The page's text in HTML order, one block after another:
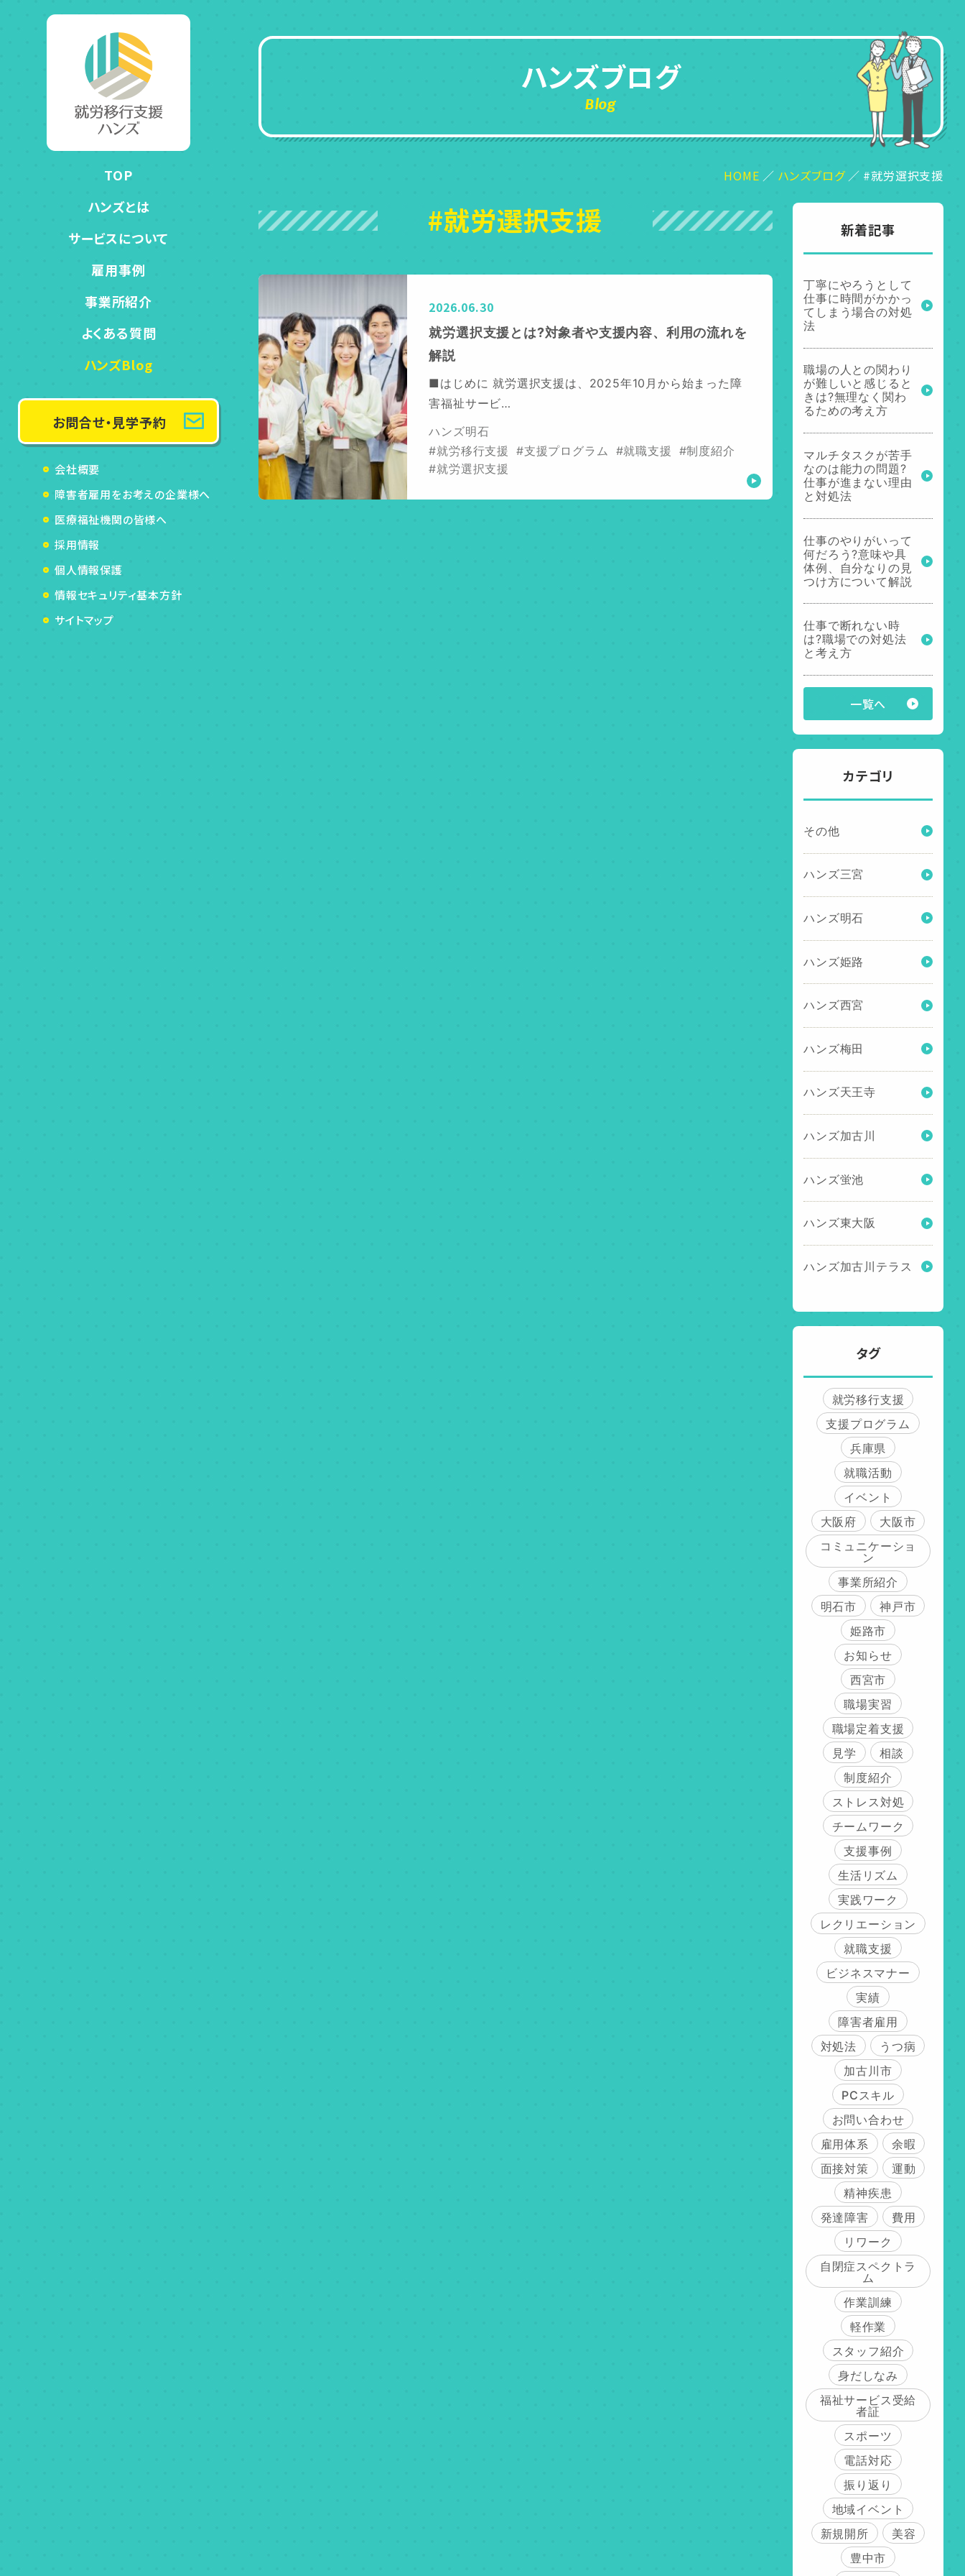
TOP
ハンズとは
サービスについて
雇用事例
事業所紹介
よくある質問
ハンズBlog
お問合せ・見学予約
会社概要
障害者雇用をお考えの企業様へ
医療福祉機関の皆様へ
採用情報
個人情報保護
情報セキュリティ基本方針
サイトマップ
ハンズブログ
Blog
HOME ハンズブログ #就労選択支援
#就労選択支援
2026.06.30
就労選択支援とは?対象者や支援内容、利用の流れを
解説
■はじめに 就労選択支援は、2025年10月から始まった障
害福祉サービ…
ハンズ明石
#就労移行支援
#支援プログラム #就職支援 #制度紹介
#就労選択支援
新着記事
丁寧にやろうとして
仕事に時間がかかっ
てしまう場合の対処
法
職場の人との関わり
が難しいと感じると
きは?無理なく関わ
るための考え方
マルチタスクが苦手
なのは能力の問題?
仕事が進まない理由
と対処法
仕事のやりがいって
何だろう?意味や具
体例、自分なりの見
つけ方について解説
仕事で断れない時
は?職場での対処法
と考え方
一覧へ
カテゴリ
その他
ハンズ三宮
ハンズ明石
ハンズ姫路
ハンズ西宮
ハンズ梅田
ハンズ天王寺
ハンズ加古川
ハンズ蛍池
ハンズ東大阪
ハンズ加古川テラス
タグ
就労移行支援
支援プログラム
兵庫県
就職活動
イベント
大阪府
大阪市
コミュニケーショ
ン
事業所紹介
明石市
神戸市
姫路市
お知らせ
西宮市
職場実習
職場定着支援
見学
相談
制度紹介
ストレス対処
チームワーク
支援事例
生活リズム
実践ワーク
レクリエーション
就職支援
ビジネスマナー
実績
障害者雇用
対処法
うつ病
加古川市
PCスキル
お問い合わせ
雇用体系
余暇
面接対策
運動
精神疾患
発達障害
費用
リワーク
自閉症スペクトラ
ム
作業訓練
軽作業
スタッフ紹介
身だしなみ
福祉サービス受給
者証
スポーツ
電話対応
振り返り
地域イベント
新規開所
美容
豊中市